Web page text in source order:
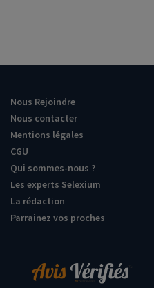
Nous Rejoindre
Nous contacter
Mentions légales
CGU
Qui sommes-nous ?
Les experts Selexium
La rédaction
Parrainez vos proches